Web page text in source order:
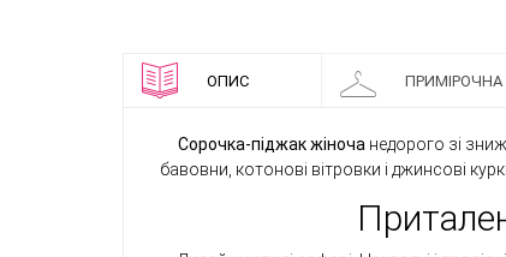
ОПИС ПРИМІРОЧНА
Сорочка-піджак жіноча недорого зі
бавовни, котонові вітровки і джинсові